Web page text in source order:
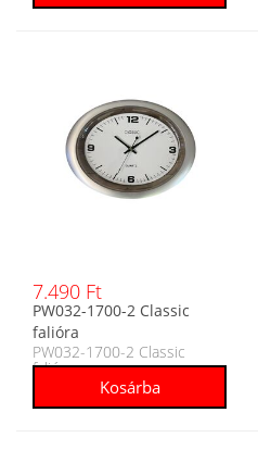
7.490 Ft
PW032-1700-2 Classic
falióra
PW032-1700-2 Classic
falióra